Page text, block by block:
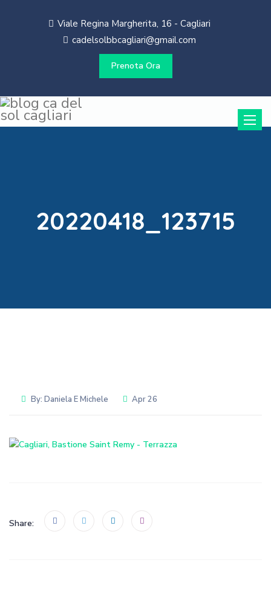
Viale Regina Margherita, 16 - Cagliari
cadelsolbbcagliari@gmail.com
Prenota Ora
Toggle
20220418_123715
By: Daniela E Michele Apr 26
Share: